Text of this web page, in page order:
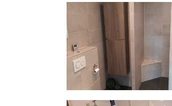
RENOVATIE BADKAMER